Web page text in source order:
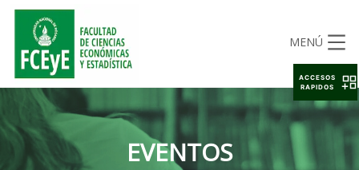
MENÚ
EVENTOS
ACCESOS
RAPIDOS